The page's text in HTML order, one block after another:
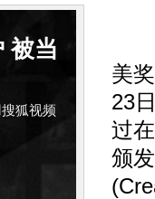
被当
狐视频
美
23
过
颁